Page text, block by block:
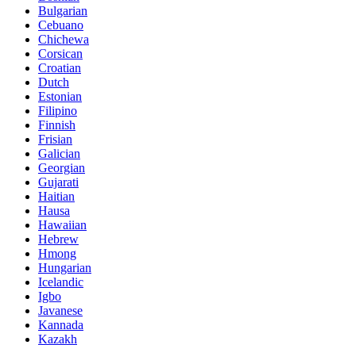
Bulgarian
Cebuano
Chichewa
Corsican
Croatian
Dutch
Estonian
Filipino
Finnish
Frisian
Galician
Georgian
Gujarati
Haitian
Hausa
Hawaiian
Hebrew
Hmong
Hungarian
Icelandic
Igbo
Javanese
Kannada
Kazakh